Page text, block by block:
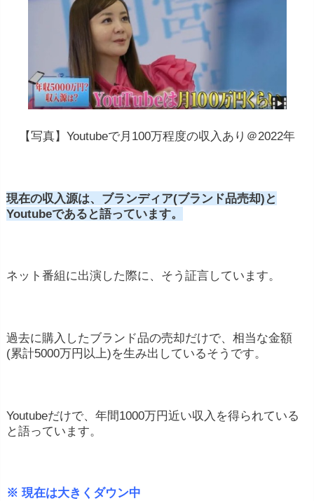
【写真】Youtubeで月100万程度の収入あり＠2022年
現在の収入源は、ブランディア(ブランド品売却)と
Youtubeであると語っています。
ネット番組に出演した際に、そう証言しています。
過去に購入したブランド品の売却だけで、相当な金額
(累計5000万円以上)を生み出しているそうです。
Youtubeだけで、年間1000万円近い収入を得られている
と語っています。
※ 現在は大きくダウン中